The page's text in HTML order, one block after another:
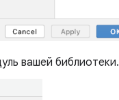
вашей библиотеки.